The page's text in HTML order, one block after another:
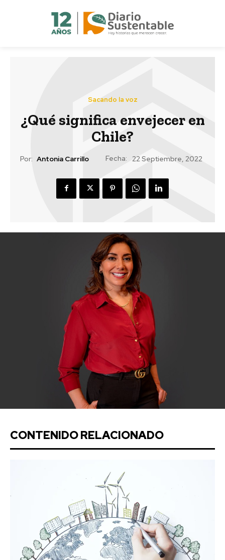
Sacando la voz
¿Qué significa envejecer en
Chile?
Por: Antonia Carrillo Fecha: 22 Septiembre, 2022
CONTENIDO RELACIONADO